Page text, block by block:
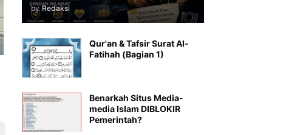
by Redaksi
Qur'an & Tafsir Surat Al-
Fatihah (Bagian 1)
Benarkah Situs Media-
media Islam DIBLOKIR
Pemerintah?